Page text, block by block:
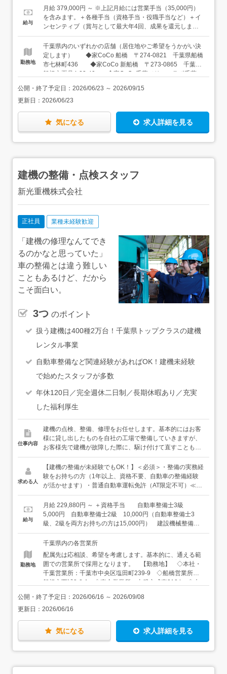
案件：ご契約前後から専任の「施工管理担当」と密に連
携。現場管理はプロにバトンタッチしますが、お客様の想
いを一番知っている営業として、最後まで投げやりにせず
事（数日で終わるものなど）は、あなた自身が進捗確認な
どの現場管理まで一貫してプロデュース！全体を見通すマ
ルチなスキルが早くから身につきます。★現場を支えるの
は、長年信頼を培ってきた専属の職人たち当社の職人さん
は、長年のお付き合いがある「気心の知れたプロ」ばか
り。「未経験の営業だから」と無下にされることは一切あ
りません。むしろ、現場の知識を優しく教えてくれる心強
育てる環境があります。住宅や建築の知識はゼロからでも
大丈夫。まずは先輩の商談に同行し、ヒアリングのコツや
提案の組み立て方を現場で学びます。新商品の設備など、
学ぶべきことは確かに多いですが、それはすべてあなたの
ートの先輩が多いからこそ、つまずくポイントを理解した
手厚いフォローが自慢です。＜慣れてきたら…＞成果をし
っかり評価する制度が整っており、年功序列ではなく早い
段階での昇進・昇給も可能です。入社3年でチームリーダ
ー、入社5年で店長への昇格実績もあります。＜キャリア
パス＞当社は住宅建築に関わる5事業を展開しています。
さまざまな業種と職種があるため、社内でのキャリアチェ
ンジが可能です。面接時にお気軽にご相談ください。「ま
きましょう。
目標達成に向けて自発的に行動できる方・何かしらの顧客
折衝経験（営業、アパレル、飲食などの接客・サービス
業）がある方※「これまでは個人の売上が評価に直結しな
大歓迎です。＜こんな方にピッタリです＞・お客様と関わ
ることが好きな方・仕事とプライベートどちらも充実させ
たい方・頑張りがちゃんと評価される職場で働きたい方★
接客業やサービス業などの経験がある方は活かせます！ア
ム業界で施工管理として働いていた方も、経験を活かして
キャリアチェンジできる環境です。
給与
月給 379,000円 ～ ※上記月給には営業手当（35,000円）
を含みます。＋各種手当（資格手当・役職手当など）＋イ
ンセンティブ（賞与として最大年4回、成果を還元しま
す）※経験や能力などを考慮のうえ、決定いたします。入
社1年目は前職給与保証します（規定あり）。＜年収例＞
年収513万円／入社1年目 29歳年収840万円／入社7年目 31
歳年収1,100万円／入社6年目 38歳
勤務地
千葉県内のいずれかの店舗（居住地やご希望をうかがい決
定します） ◆家CoCo 船橋 〒274-0821 千葉県船橋
市七林町436 ◆家CoCo 新船橋 〒273-0865 千葉県
船橋市夏見4-23-40 ◆家CoCo千葉／リフォラボ千葉
CoCo 八千代 〒276-0046 千葉県八千代市大和田新田
103-34 ◆家CoCo Bay幕張／リフォラボBay幕張 〒
261-0013 千葉県千葉市美浜区打瀬2-11 パティオス6番
街 ◆家CoCo 成田／リフォラボ成田 〒286-0048 千
葉県成田市公津の杜1-27-1（TOTO成田ショールーム
千葉県船橋市薬円台2-23-7 ★車通勤OK（駐車場完備）
公開・終了予定日： 2026/06/23 ～ 2026/09/15
更新日： 2026/06/23
気になる 求人詳細を見る
建機の整備・点検スタッフ
新光重機株式会社
正社員 業種未経験歓迎
「建機の修理なんてでき
るのかなと思っていた」
車の整備とは違う難しい
こともあるけど、だから
こそ面白い。
3つ のポイント
扱う建機は400種2万台！千葉県トップクラスの建機
レンタル事業
自動車整備など関連経験があればOK！建機未経験
で始めたスタッフが多数
年休120日／完全週休二日制／長期休暇あり／充実
した福利厚生
仕事内容
建機の点検、整備、修理をお任せします。基本的にはお客
様に貸し出したものを自社の工場で整備していきますが、
お客様先で建機が故障した際に、駆け付けて直すこともあ
ります。◆◇ワクワクする毎日！取り扱う機械の種類は
400種2万台◇◆油圧ショベル、解体機、ブルドーザー、キ
ャリアダンプ、ユニックなどの車両、道路用機械、コンプ
レッサー、発電機、草刈機など…これらはごく一部にすぎ
搭乗式掃除機など、珍しい機械もたくさんあります。入社
後は、当社の数ある商品についてまずは知識をつけていき
ましょう。1台20tもある建機ですから、操作から学んでい
質問タイムを取るなど、勉強会も行っています。
求める人
【建機の整備が未経験でもOK！】＜必須＞・整備の実務経
験をお持ちの方（1年以上、資格不要、自動車の整備経験
が活かせます）・普通自動車運転免許（AT限定不可）≪以
下のような方は大歓迎です！≫・建機に興味関心がある方
★自動車や建機の整備経験はないが、工具を使った点検・
整備業務を行ったことがあるという方も対象です。お気軽
にご相談ください。
給与
月給 229,880円 ～ ＋資格手当 自動車整備士3級
5,000円 自動車整備士2級 10,000円（自動車整備士3
級、2級を両方お持ちの方は15,000円） 建設機械整備士1
級、2級 10,000円（建設機械整備士1級、2級を両方お持
ちの方は20,000円） 油圧調整士2級 10,000円
勤務地
千葉県内の各営業所
配属先は応相談、希望を考慮します。基本的に、通える範
囲での営業所で採用となります。 【勤務地】 ◇本社・
千葉営業所：千葉市中央区塩田町239-9 ◇船橋営業所：
船橋市西浦3-2-1 ◇東金営業所：山武市成東2124 ◇木
中里90-2 ◇成田営業所：成田市十余三30-17 ◇八千代
営業所：八千代市下高野511 ◇柏営業所：柏市風早1-5-5
風早工業団地内 ◇松戸営業所：松戸市松飛台419 松飛台
工業団地内 ◇茂原営業所：長生郡長生村七井土2000-3
◇館山営業所：千葉県館山市薗56 【アクセス】 ◇本
公開・終了予定日： 2026/06/16 ～ 2026/09/08
更新日： 2026/06/16
気になる 求人詳細を見る